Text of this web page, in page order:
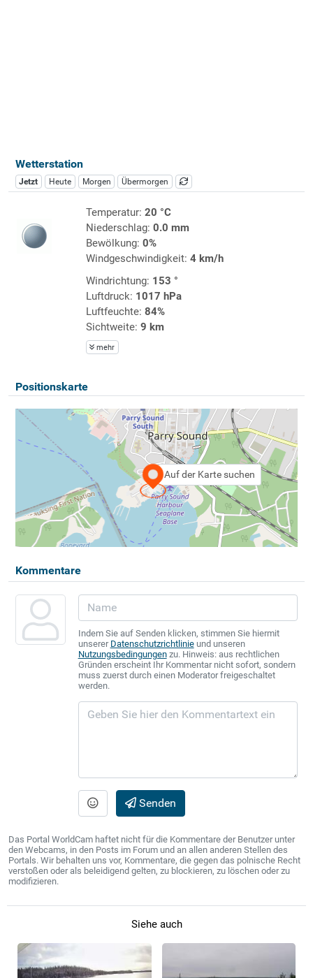
Wetterstation
Jetzt Heute Morgen Übermorgen
Temperatur: 20 °C
Niederschlag: 0.0 mm
Bewölkung: 0%
Windgeschwindigkeit: 4 km/h
Windrichtung: 153 °
Luftdruck: 1017 hPa
Luftfeuchte: 84%
Sichtweite: 9 km
mehr
Positionskarte
Auf der Karte suchen
Kommentare
Indem Sie auf Senden klicken, stimmen Sie hiermit
unserer Datenschutzrichtlinieund unseren
Nutzungsbedingungenzu. Hinweis: aus rechtlichen
Gründen erscheint Ihr Kommentar nicht sofort, sondern
muss zuerst durch einen Moderator freigeschaltet
werden.
Senden
Das Portal WorldCam haftet nicht für die Kommentare der Benutzer unter
den Webcams, in den Posts im Forum und an allen anderen Stellen des
Portals. Wir behalten uns vor, Kommentare, die gegen das polnische Recht
verstoßen oder als beleidigend gelten, zu blockieren, zu löschen oder zu
modifizieren.
Siehe auch